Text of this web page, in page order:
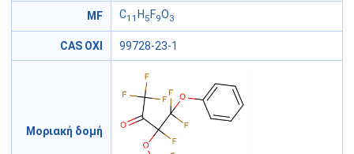
MF C11 H 5 F9O3
CAS ΟΧΙ 99728-23-1
Μοριακή δομή